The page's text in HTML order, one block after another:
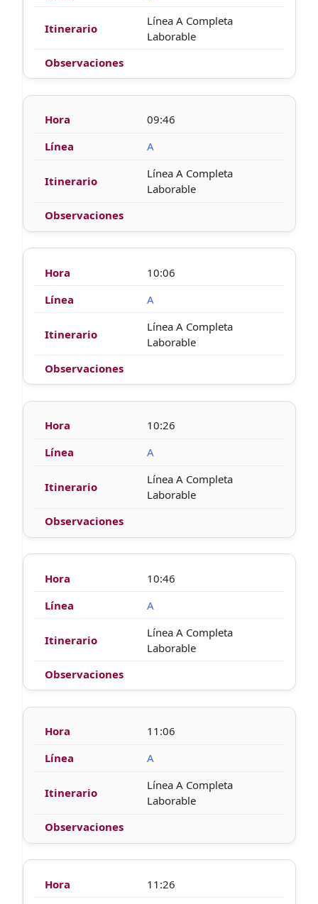
Línea A Completa
Laborable
09:46
A
Línea A Completa
Laborable
10:06
A
Línea A Completa
Laborable
10:26
A
Línea A Completa
Laborable
10:46
A
Línea A Completa
Laborable
11:06
A
Línea A Completa
Laborable
11:26